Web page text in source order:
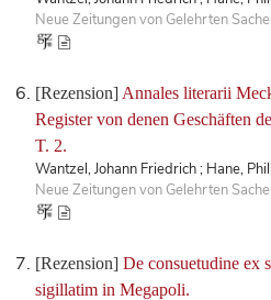
Neue Zeitungen von Gelehrten
[Rezension] Annales literarii
Register von denen Geschäften
T. 2.
Wantzel, Johann Friedrich ; Hane,
Neue Zeitungen von Gelehrten
[Rezension] De consuetudine ex
sigillatim in Megapoli.